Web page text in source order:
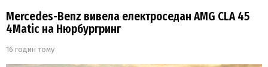
Mercedes-Benz вивела електроседан AMG CLA 45
4Matic на Нюрбургринг
16 годин тому